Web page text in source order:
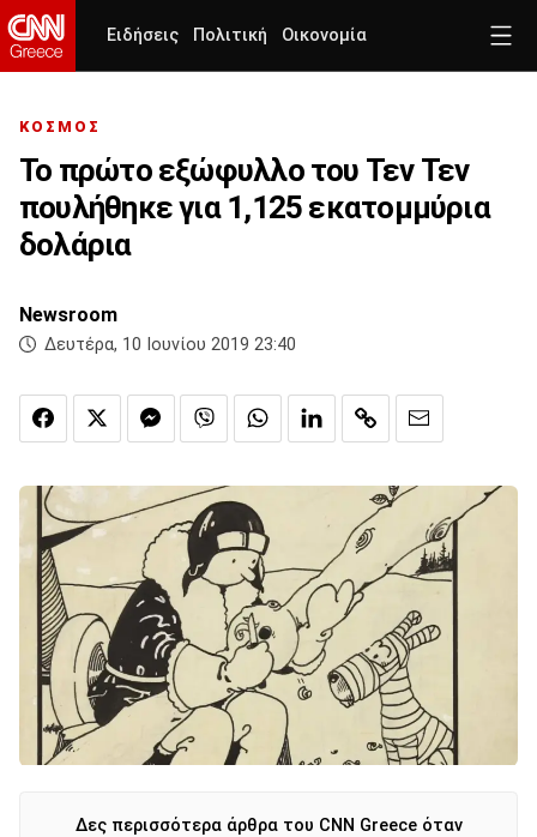
Ειδήσεις Πολιτική Οικονομία
ΚΟΣΜΟΣ
Το πρώτο εξώφυλλο του Τεν Τεν
πουλήθηκε για 1,125 εκατομμύρια
δολάρια
Newsroom
Δευτέρα, 10 Ιουνίου 2019 23:40
Δες περισσότερα άρθρα του CNN Greece όταν